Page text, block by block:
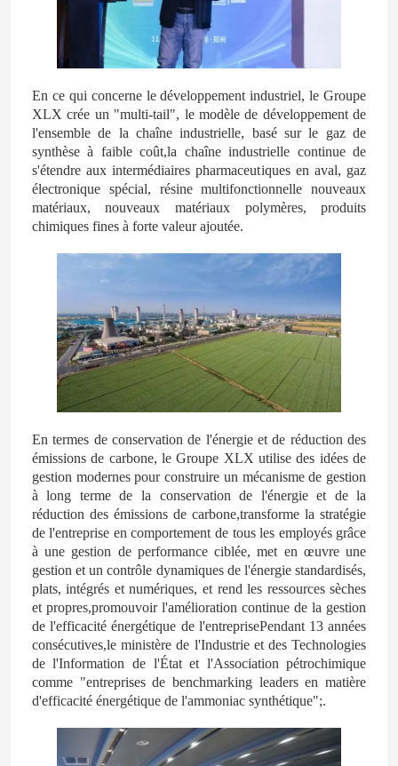
Au sujet de nous
Visite d'usine
Contrôle de qualité
Contactez-nous
Cas
Urée
engrais azoté-potassique
Engrais composé
Nitrate de calcium et d'ammonium (CAN)
Melamine
Bio-Méthanol
Urée des véhicules à moteur de catégorie
En ce qui concerne le développement industriel, le Groupe
XLX crée un "multi-tail", le modèle de développement de
l'ensemble de la chaîne industrielle, basé sur le gaz de
synthèse à faible coût,la chaîne industrielle continue de
s'étendre aux intermédiaires pharmaceutiques en aval, gaz
électronique spécial, résine multifonctionnelle nouveaux
matériaux, nouveaux matériaux polymères, produits
chimiques fines à forte valeur ajoutée.
En termes de conservation de l'énergie et de réduction des
émissions de carbone, le Groupe XLX utilise des idées de
gestion modernes pour construire un mécanisme de gestion
à long terme de la conservation de l'énergie et de la
réduction des émissions de carbone,transforme la stratégie
de l'entreprise en comportement de tous les employés grâce
à une gestion de performance ciblée, met en œuvre une
gestion et un contrôle dynamiques de l'énergie standardisés,
plats, intégrés et numériques, et rend les ressources sèches
et propres,promouvoir l'amélioration continue de la gestion
de l'efficacité énergétique de l'entreprisePendant 13 années
consécutives,le ministère de l'Industrie et des Technologies
de l'Information de l'État et l'Association pétrochimique
comme "entreprises de benchmarking leaders en matière
d'efficacité énergétique de l'ammoniac synthétique";.